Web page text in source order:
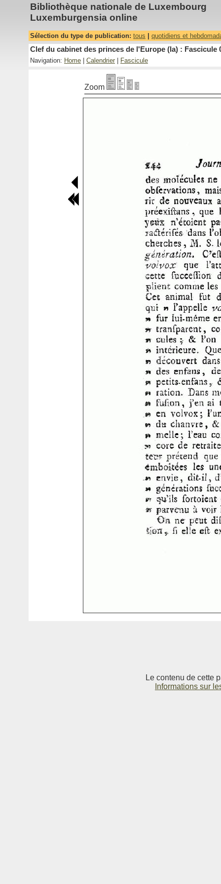
Bibliothèque nationale de Luxembourg
Luxemburgensia online
Sélection du type de publication: tous quotidiens et
Clef du cabinet des princes de l'Europe (la) : Fascicule
Navigation: Home Calendrier Fascicule
Zoom
Le contenu de cette
Informations sur